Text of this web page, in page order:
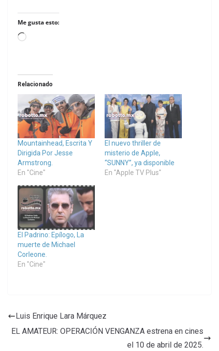
Me gusta esto:
Loading…
Relacionado
Mountainhead, Escrita Y
Dirigida Por Jesse
Armstrong.
En "Cine"
El nuevo thriller de
misterio de Apple,
“SUNNY”, ya disponible
En "Apple TV Plus"
El Padrino: Epílogo, La
muerte de Michael
Corleone.
En "Cine"
Luis Enrique Lara Márquez
EL AMATEUR: OPERACIÓN VENGANZA estrena en cines
el 10 de abril de 2025.